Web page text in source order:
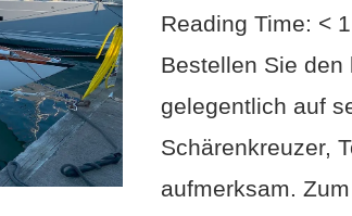
Reading Time: < 1
Bestellen Sie
gelegentlich auf
Schärenkreuzer,
aufmerksam.